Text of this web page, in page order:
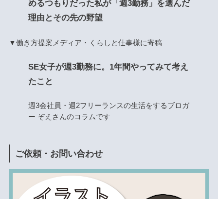
めるつもりだった私が「週3勤務」を選んだ
理由とその先の野望
▼働き方提案メディア・くらしと仕事様に寄稿
SE女子が週3勤務に。1年間やってみて考え
たこと
週3会社員・週2フリーランスの生活をするブロガ
ー ぞえさんのコラムです
ご依頼・お問い合わせ